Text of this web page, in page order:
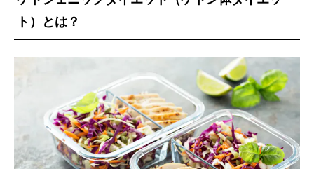
ト）とは？